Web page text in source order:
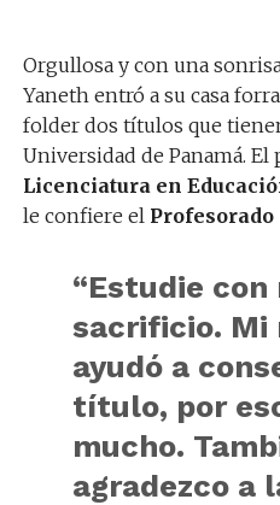
Orgullosa y con una
Yaneth entró a su casa
folder dos títulos que
Universidad de Panamá.
Licenciatura en
le confiere el Profesorado
“Estudie con
sacrificio. Mi
ayudó a
título, por
mucho.
agradezco a